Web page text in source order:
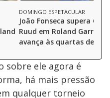
DOMINGO ESPETACULAR
João Fonseca supera
Ruud em Roland Garros e
avança às quartas de
sobre ele agora é
há mais pressão
qualquer torneio